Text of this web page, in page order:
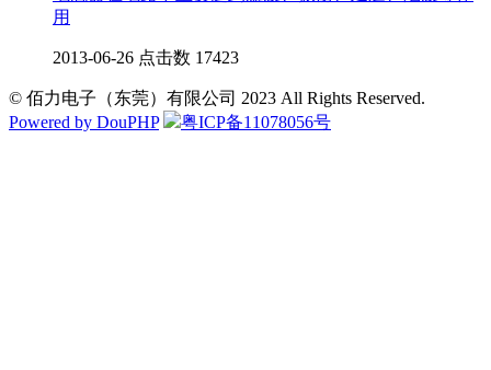
用
2013-06-26 点击数 17423
© 佰力电子（东莞）有限公司 2023 All Rights Reserved.
Powered by DouPHP
粤ICP备11078056号